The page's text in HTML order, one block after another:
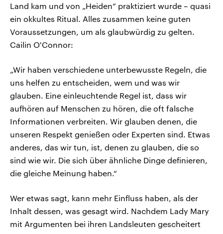
Land kam und von „Heiden“ praktiziert wurde – quasi
ein okkultes Ritual. Alles zusammen keine guten
Voraussetzungen, um als glaubwürdig zu gelten.
Cailin O'Connor:
„Wir haben verschiedene unterbewusste Regeln, die
uns helfen zu entscheiden, wem und was wir
glauben. Eine einleuchtende Regel ist, dass wir
aufhören auf Menschen zu hören, die oft falsche
Informationen verbreiten. Wir glauben denen, die
unseren Respekt genießen oder Experten sind. Etwas
anderes, das wir tun, ist, denen zu glauben, die so
sind wie wir. Die sich über ähnliche Dinge definieren,
die gleiche Meinung haben.“
Wer etwas sagt, kann mehr Einfluss haben, als der
Inhalt dessen, was gesagt wird. Nachdem Lady Mary
mit Argumenten bei ihren Landsleuten gescheitert